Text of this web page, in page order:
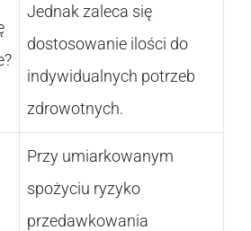
Jednak zaleca się
dostosowanie ilości do
indywidualnych potrzeb
zdrowotnych.
Przy umiarkowanym
spożyciu ryzyko
przedawkowania